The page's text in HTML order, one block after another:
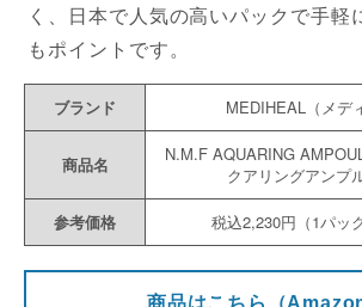
く、日本で人気の高いパックで手軽
もポイントです。
ブランド MEDIHEAL（メデ
商品名
N.M.F AQUARING
クアリングアンプ
参考価格 税込2,230円（1パッ